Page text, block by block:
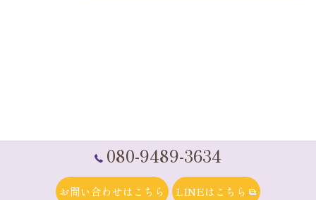
080-9489-3634
お問い合わせはこちら LINEはこちら